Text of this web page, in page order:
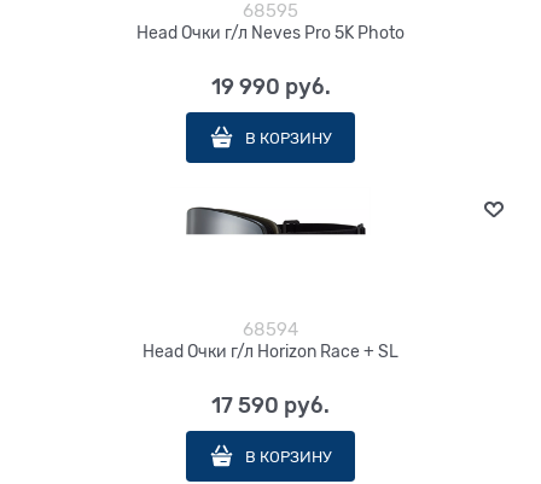
68595
Head Очки г/л Neves Pro 5K Photo
19 990 руб.
В КОРЗИНУ
68594
Head Очки г/л Horizon Race + SL
17 590 руб.
В КОРЗИНУ